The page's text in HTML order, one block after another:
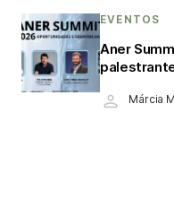
EVENTOS
Aner
Márcia